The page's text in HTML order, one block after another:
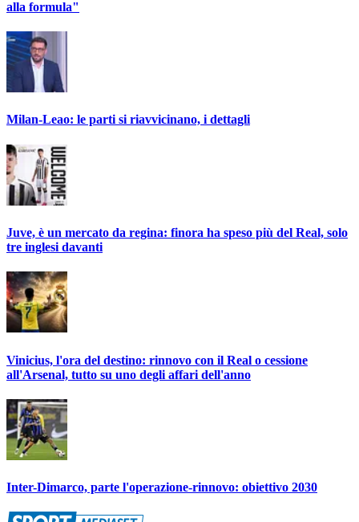
alla formula"
Milan-Leao: le parti si riavvicinano, i dettagli
Juve, è un mercato da regina: finora ha speso più del Real, solo
tre inglesi davanti
Vinicius, l'ora del destino: rinnovo con il Real o cessione
all'Arsenal, tutto su uno degli affari dell'anno
Inter-Dimarco, parte l'operazione-rinnovo: obiettivo 2030